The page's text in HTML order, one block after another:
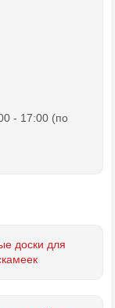
- 17:00 (по
доски для